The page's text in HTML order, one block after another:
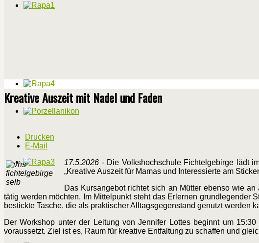
Kreative Auszeit mit Nadel und Faden
Drucken
E-Mail
17.5.2026 - Die Volkshochschule Fichtelgebirge lädt
„Kreative Auszeit für Mamas und Interessierte am
Das Kursangebot richtet sich an Mütter ebenso wie
tätig werden möchten. Im Mittelpunkt steht das Erlernen grundlegender
bestickte Tasche, die als praktischer Alltagsgegenstand genutzt werden
Der Workshop unter der Leitung von Jennifer Lottes beginnt um
voraussetzt. Ziel ist es, Raum für kreative Entfaltung zu schaffen und